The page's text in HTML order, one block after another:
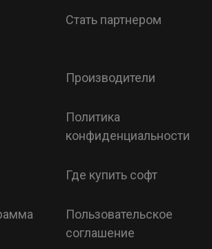
Стать партнером
Производители
Политика
конфиденциальности
Где купить софт
Пользовательское
соглашение